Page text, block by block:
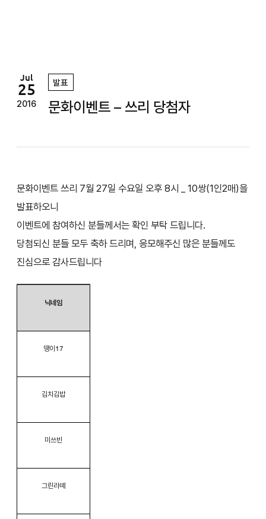
Jul
25
2016
발표
문화이벤트 – 쓰리 당첨자
문화이벤트 쓰리 7월 27일 수요일 오후 8시 _ 10쌍(1인2매)을
발표하오니
이벤트에 참여하신 분들께서는 확인 부탁 드립니다.
당첨되신 분들 모두 축하 드리며, 응모해주신 많은 분들께도
진심으로 감사드립니다
닉네임
땡이17
김치김밥
미쓰빈
그린라떼